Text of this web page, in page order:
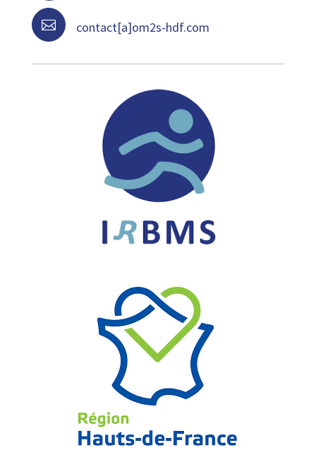
 contact[a]om2s-hdf.com